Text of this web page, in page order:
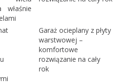
Garaż ocieplany z płyty
warstwowej –
komfortowe
rozwiązanie na cały
rok